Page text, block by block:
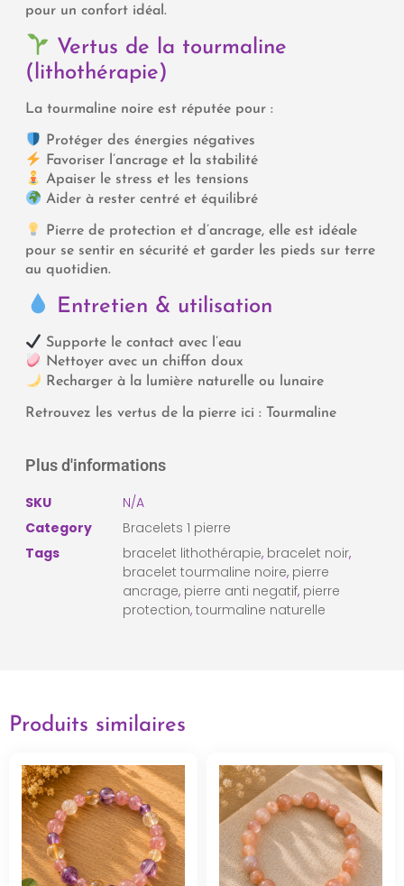
pour un confort idéal.
Vertus de la tourmaline
(lithothérapie)
La tourmaline noire est réputée pour :
Protéger des énergies négatives
Favoriser l’ancrage et la stabilité
Apaiser le stress et les tensions
Aider à rester centré et équilibré
Pierre de protection et d’ancrage, elle est idéale
pour se sentir en sécurité et garder les pieds sur terre
au quotidien.
Entretien & utilisation
Supporte le contact avec l’eau
Nettoyer avec un chiffon doux
Recharger à la lumière naturelle ou lunaire
Retrouvez les vertus de la pierre ici : Tourmaline
Plus d'informations
SKU
N/A
Category
Bracelets 1 pierre
Tags
bracelet lithothérapie, bracelet noir,
bracelet tourmaline noire, pierre
ancrage, pierre anti negatif, pierre
protection, tourmaline naturelle
Produits similaires